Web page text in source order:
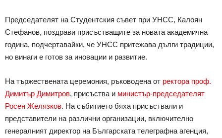
Председателят на Студентския съвет при УНСС, Калоян
Стефанов, поздрави присъстващите за новата академична
година, подчертавайки, че УНСС притежава дълги традиции,
но винаги е готов за иновации и развитие.
На тържествената церемония, ръководена от ректора проф.
Димитър Димитров, присъства и министър-председателят
Росен Желязков. На събитието бяха присъствали и
представители на различни организации, включително
генералният директор на Българската телеграфна агенция,